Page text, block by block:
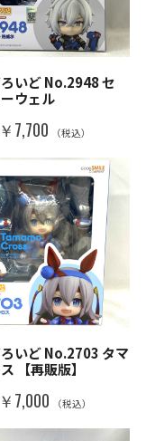
いど No.2948 セ
ウェル
￥7,700 （税込）
いど No.2703 タマ
【再販版】
￥7,000 （税込）